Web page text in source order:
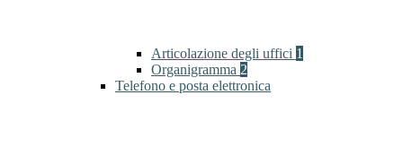
Articolazione degli uffici 1
Organigramma 2
Telefono e posta elettronica